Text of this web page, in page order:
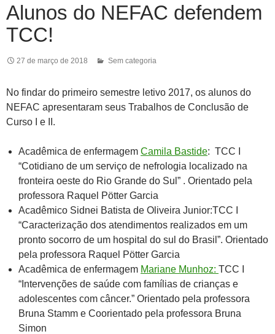
Alunos do NEFAC defendem
TCC!
27 de março de 2018 Sem categoria
No findar do primeiro semestre letivo 2017, os alunos do
NEFAC apresentaram seus Trabalhos de Conclusão de
Curso I e II.
Acadêmica de enfermagem Camila Bastide: TCC I
“Cotidiano de um serviço de nefrologia localizado na
fronteira oeste do Rio Grande do Sul” . Orientado pela
professora Raquel Pötter Garcia
Acadêmico Sidnei Batista de Oliveira Junior:TCC I
“Caracterização dos atendimentos realizados em um
pronto socorro de um hospital do sul do Brasil”. Orientado
pela professora Raquel Pötter Garcia
Acadêmica de enfermagem Mariane Munhoz: TCC I
“Intervenções de saúde com famílias de crianças e
adolescentes com câncer.” Orientado pela professora
Bruna Stamm e Coorientado pela professora Bruna
Simon